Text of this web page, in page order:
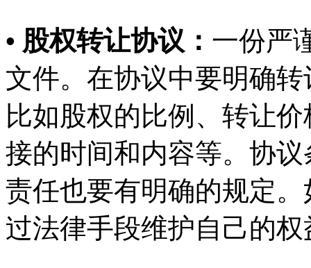
• 股权转让协议： 一份严
文件。在协议中要明确
比如股权的比例、转让
接的时间和内容等。协
责任也要有明确的规定
过法律手段维护自己的权